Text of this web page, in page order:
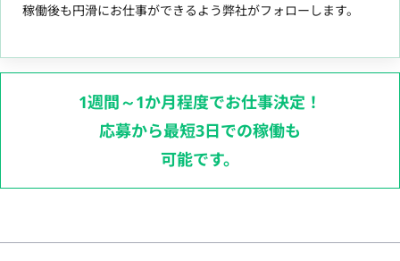
稼働後も円滑にお仕事ができるよう弊社がフォローします。
1週間～1か月程度でお仕事決定！
応募から最短3日での稼働も
可能です。